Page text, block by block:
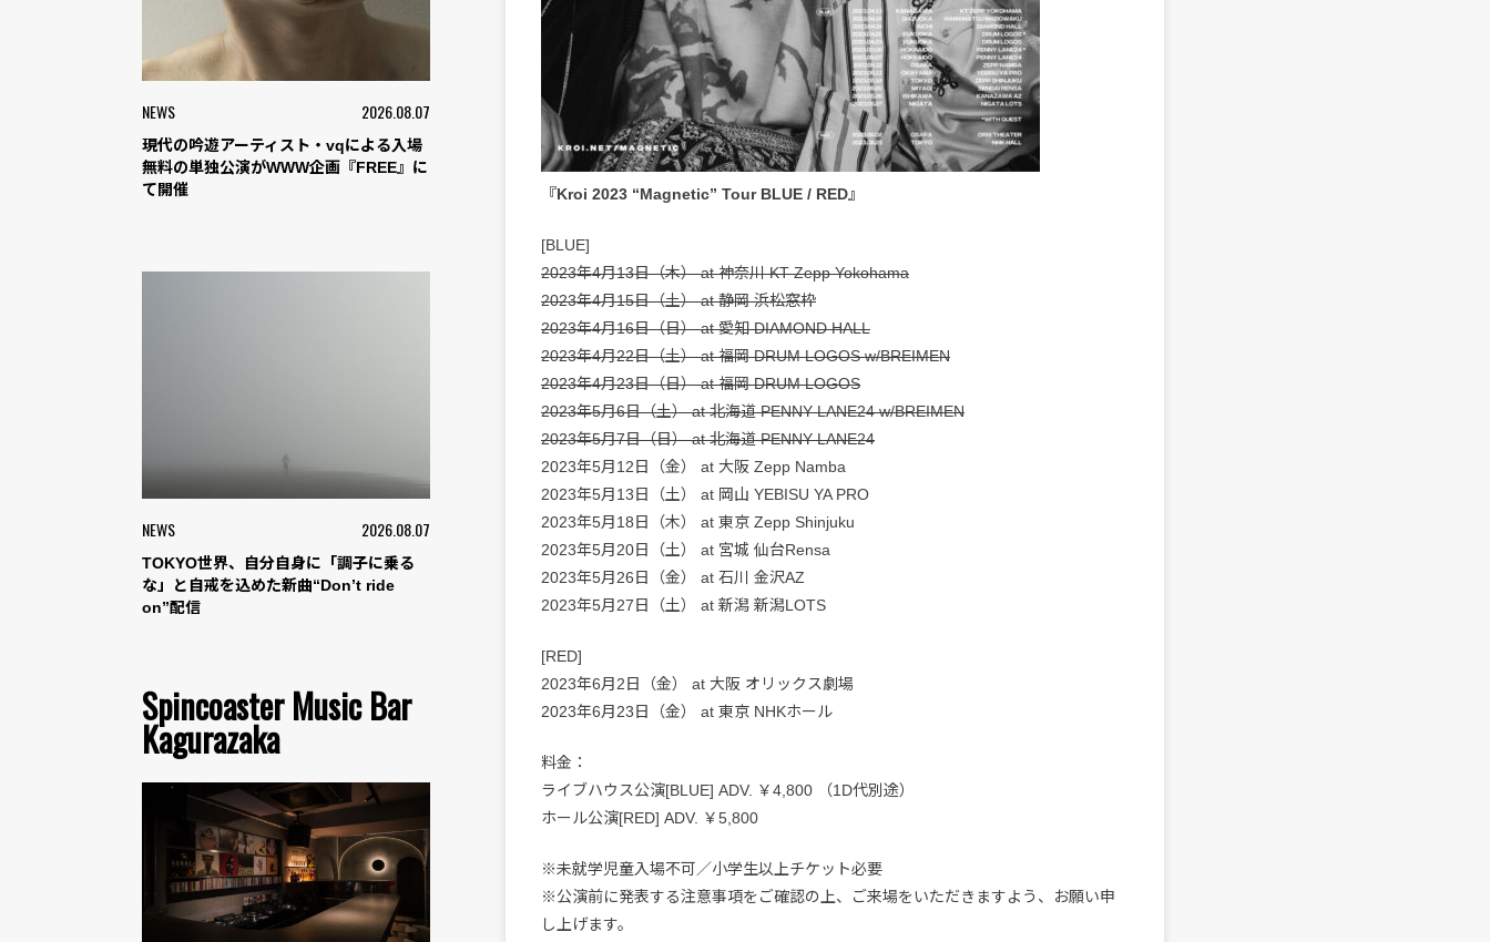
NEWS 2026.08.07
現代の吟遊アーティスト・vqによる入場
無料の単独公演がWWW企画『FREE』に
て開催
NEWS 2026.08.07
TOKYO世界、自分自身に「調子に乗る
な」と自戒を込めた新曲“Don’t ride
on”配信
Spincoaster Music Bar
Kagurazaka
『Kroi 2023 “Magnetic” Tour BLUE / RED』
[BLUE]
2023年4月13日（木） at 神奈川 KT Zepp Yokohama
2023年4月15日（土） at 静岡 浜松窓枠
2023年4月16日（日） at 愛知 DIAMOND HALL
2023年4月22日（土） at 福岡 DRUM LOGOS w/BREIMEN
2023年4月23日（日） at 福岡 DRUM LOGOS
2023年5月6日（土） at 北海道 PENNY LANE24 w/BREIMEN
2023年5月7日（日） at 北海道 PENNY LANE24
2023年5月12日（金） at 大阪 Zepp Namba
2023年5月13日（土） at 岡山 YEBISU YA PRO
2023年5月18日（木） at 東京 Zepp Shinjuku
2023年5月20日（土） at 宮城 仙台Rensa
2023年5月26日（金） at 石川 金沢AZ
2023年5月27日（土） at 新潟 新潟LOTS
[RED]
2023年6月2日（金） at 大阪 オリックス劇場
2023年6月23日（金） at 東京 NHKホール
料金：
ライブハウス公演[BLUE] ADV. ￥4,800 （1D代別途）
ホール公演[RED] ADV. ￥5,800
※未就学児童入場不可／小学生以上チケット必要
※公演前に発表する注意事項をご確認の上、ご来場をいただきますよう、お願い申
し上げます。